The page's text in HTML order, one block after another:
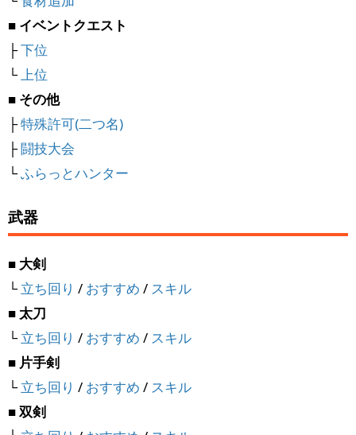
■ イベントクエスト
├下位
└ 上位
■ その他
├特殊許可(二つ名)
├闘技大会
└ふらっとハンター
武器
■ 大剣
└立ち回り / おすすめ / スキル
■ 太刀
└立ち回り / おすすめ / スキル
■ 片手剣
└立ち回り / おすすめ / スキル
■ 双剣